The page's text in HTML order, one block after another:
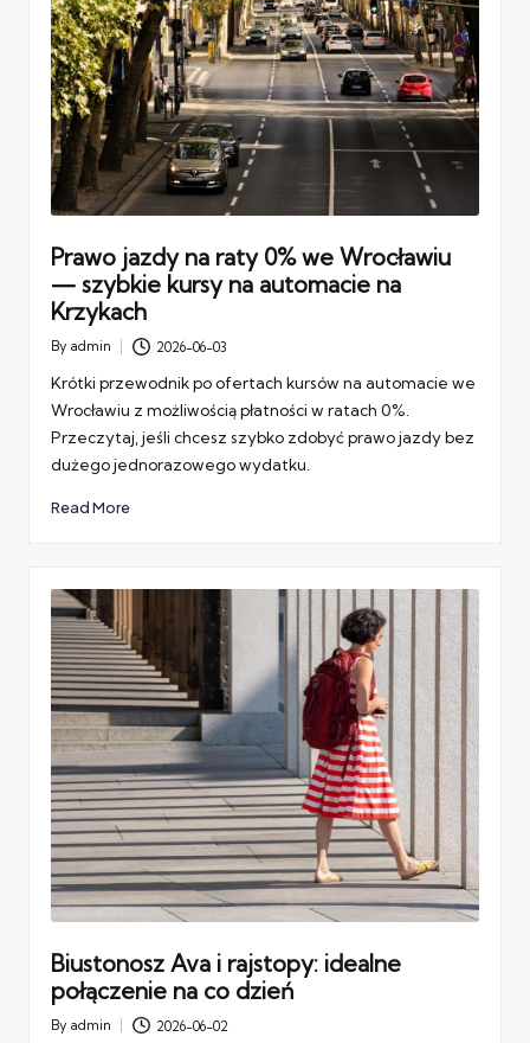
Prawo jazdy na raty 0% we Wrocławiu
— szybkie kursy na automacie na
Krzykach
Posted
By admin 2026-06-03
Krótki przewodnik po ofertach kursów na automacie we
Wrocławiu z możliwością płatności w ratach 0%.
Przeczytaj, jeśli chcesz szybko zdobyć prawo jazdy bez
dużego jednorazowego wydatku.
Read More
Biustonosz Ava i rajstopy: idealne
połączenie na co dzień
Posted
By admin 2026-06-02